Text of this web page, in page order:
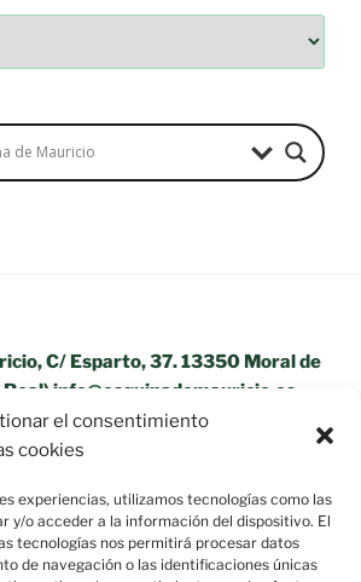
el consentimiento
cookies
experiencias, utilizamos tecnologías como las
y/o acceder a la información del dispositivo. El
tecnologías nos permitirá procesar datos
de navegación o las identificaciones únicas
C/ Esparto, 37. 13350 Moral de
info@esquinademauricio.es